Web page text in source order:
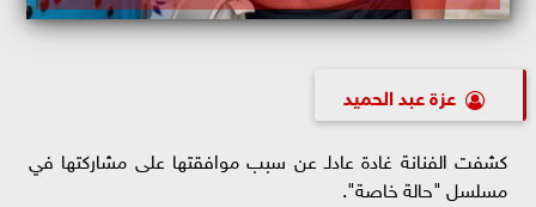
عزة عبد الحميد
كشفت الفنانة غادة عادلـ عن سبب موافقتها على مشاركتها في
مسلسل "حالة خاصة".